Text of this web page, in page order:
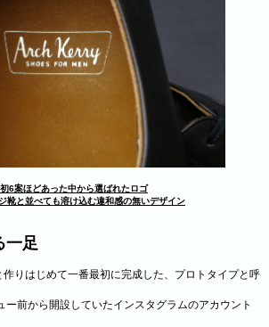
6案ほどあった中から選ばれたロゴ
靴と並べても溶け込む違和感の無いデザイン
一足
作りはじめて一番最初に完成した、プロトタイプと呼
ー前から開設していたインスタグラムのアカウント